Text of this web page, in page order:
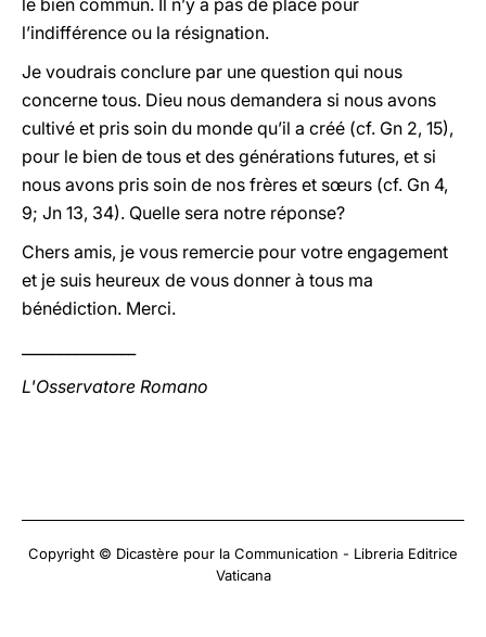
le bien commun. Il n’y a pas de place pour
l’indifférence ou la résignation.
Je voudrais conclure par une question qui nous
concerne tous. Dieu nous demandera si nous avons
cultivé et pris soin du monde qu’il a créé (cf. Gn 2, 15),
pour le bien de tous et des générations futures, et si
nous avons pris soin de nos frères et sœurs (cf. Gn 4,
9; Jn 13, 34). Quelle sera notre réponse?
Chers amis, je vous remercie pour votre engagement
et je suis heureux de vous donner à tous ma
bénédiction. Merci.
L'Osservatore Romano
Copyright © Dicastère pour la Communication - Libreria Editrice
Vaticana